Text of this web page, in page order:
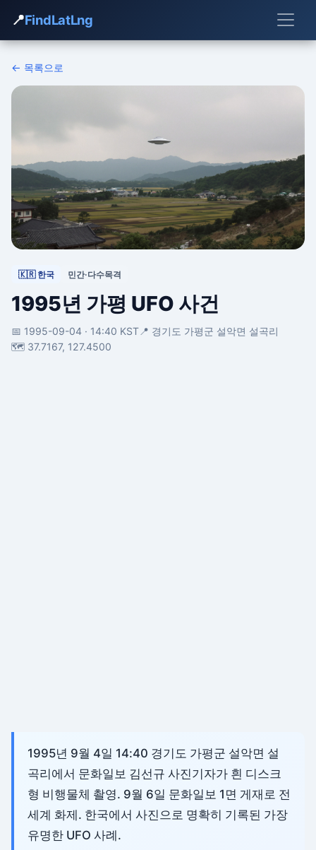
📍FindLatLng
← 목록으로
🇰🇷 한국 민간·다수목격
1995년 가평 UFO 사건
📅 1995-09-04 · 14:40 KST📍 경기도 가평군 설악면 설곡리
🗺️ 37.7167, 127.4500
1995년 9월 4일 14:40 경기도 가평군 설악면 설
곡리에서 문화일보 김선규 사진기자가 흰 디스크
형 비행물체 촬영. 9월 6일 문화일보 1면 게재로 전
세계 화제. 한국에서 사진으로 명확히 기록된 가장
유명한 UFO 사례.